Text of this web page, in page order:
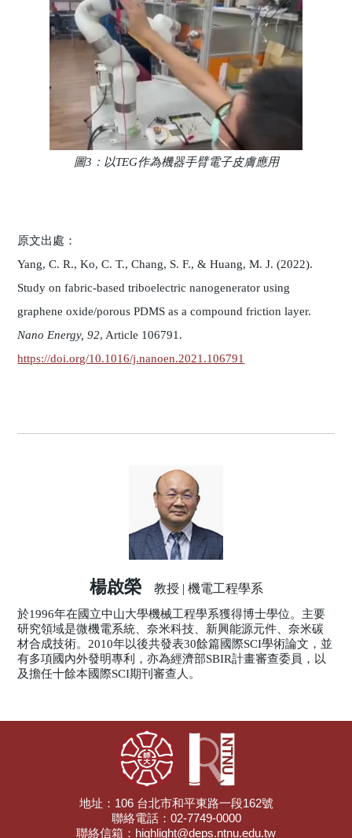
圖3：以TEG作為機器手臂電子皮膚應用
原文出處：
Yang, C. R., Ko, C. T., Chang, S. F., & Huang, M. J. (2022).
Study on fabric-based triboelectric nanogenerator using
graphene oxide/porous PDMS as a compound friction layer.
Nano Energy, 92, Article 106791.
https://doi.org/10.1016/j.nanoen.2021.106791
楊啟榮 教授 | 機電工程學系
於1996年在國立中山大學機械工程學系獲得博士學位。主要
研究領域是微機電系統、奈米科技、新興能源元件、奈米碳
材合成技術。2010年以後共發表30餘篇國際SCI學術論文，並
有多項國內外發明專利，亦為經濟部SBIR計畫審查委員，以
及擔任十餘本國際SCI期刊審查人。
地址：106 台北市和平東路一段162號
聯絡電話：02-7749-0000
聯絡信箱：highlight@deps.ntnu.edu.tw